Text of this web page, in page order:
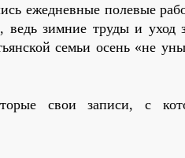
ежедневные полевые
ведь зимние труды и уход
семьи осень «не
свои записи, с